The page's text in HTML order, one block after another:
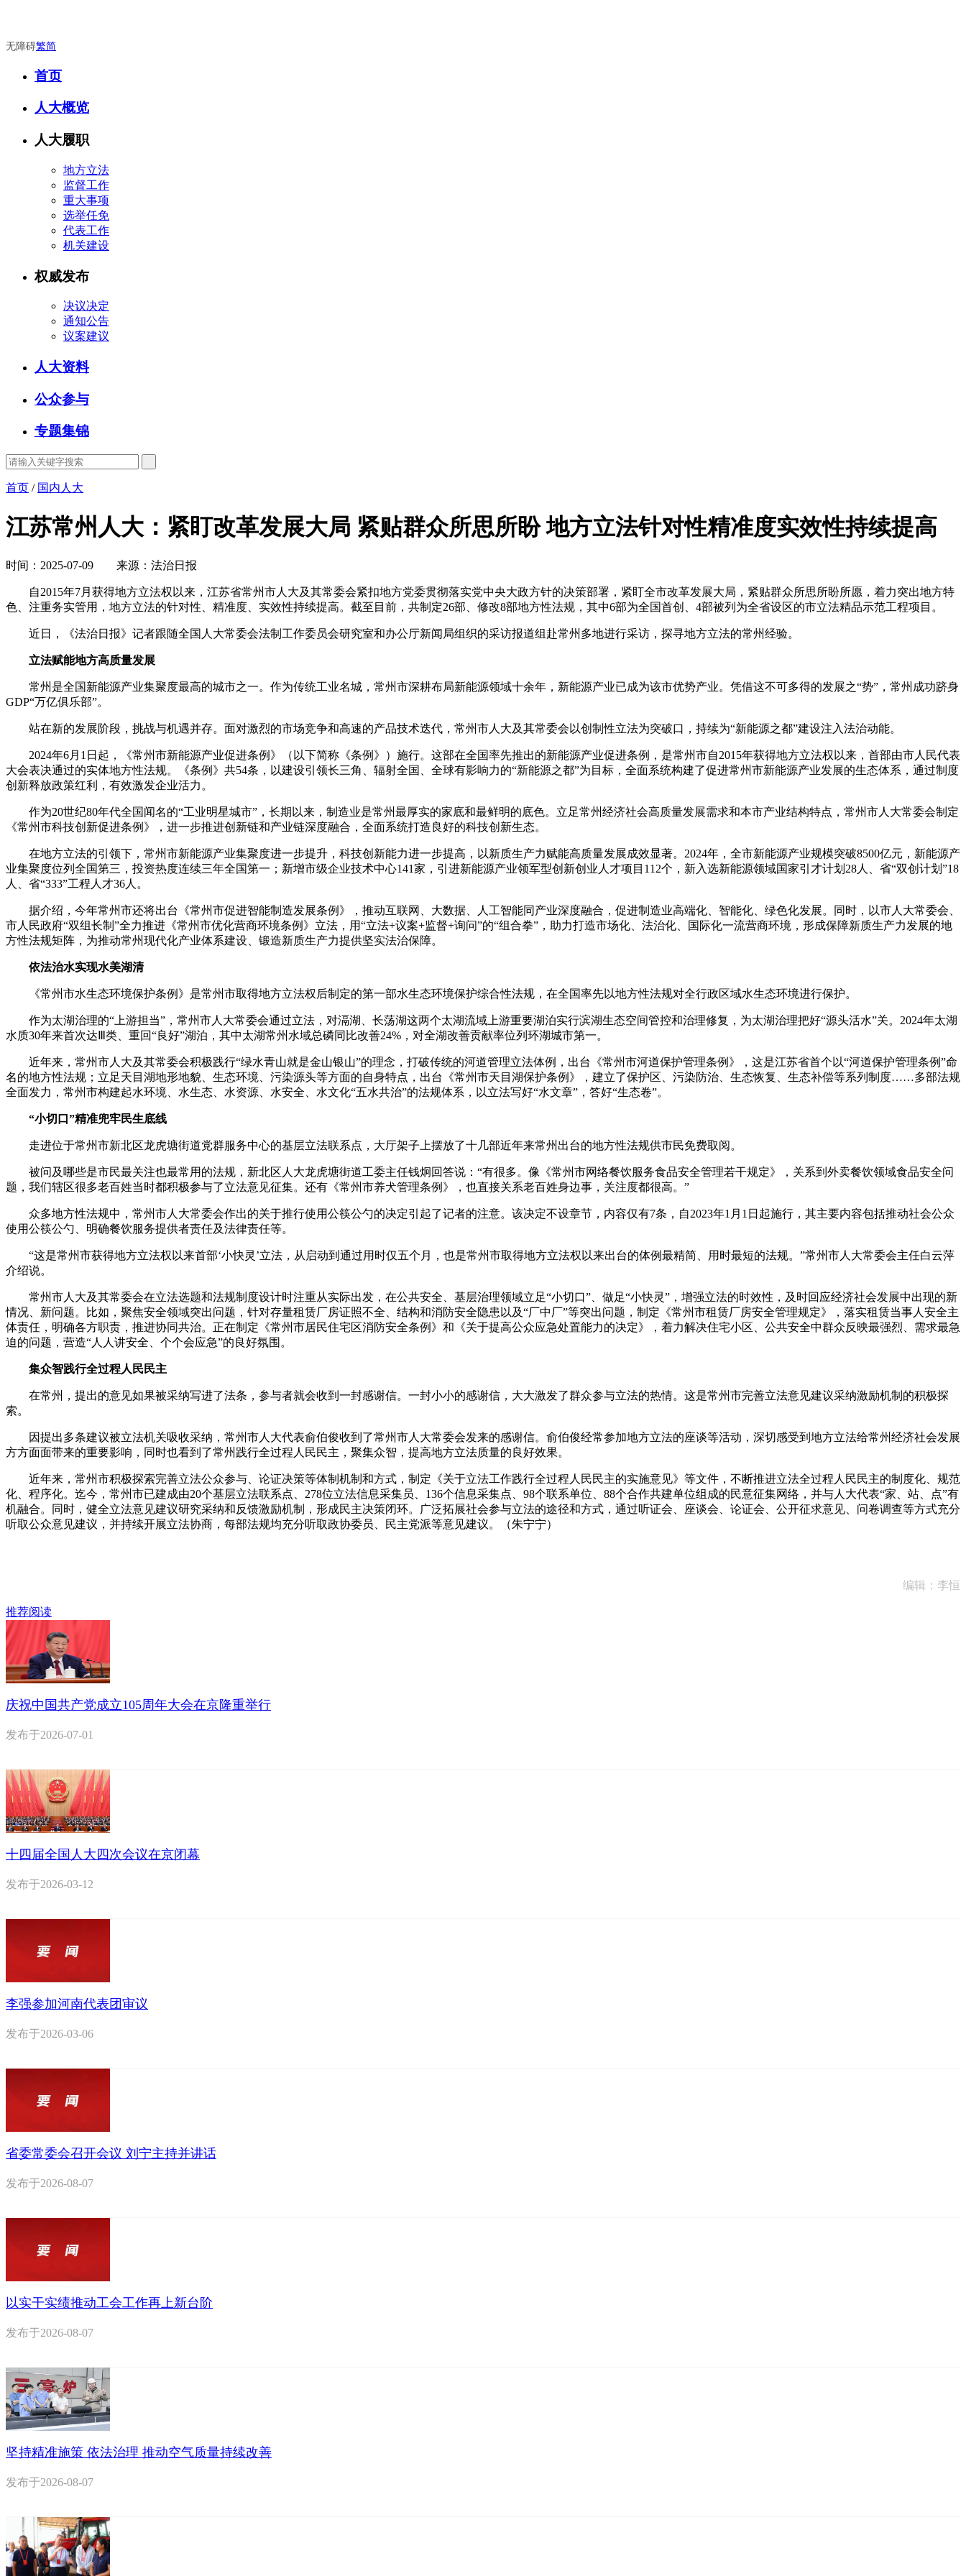
无障碍繁简
首页
人大概览
人大履职
地方立法
监督工作
重大事项
选举任免
代表工作
机关建设
权威发布
决议决定
通知公告
议案建议
人大资料
公众参与
专题集锦
首页 / 国内人大
江苏常州人大：紧盯改革发展大局 紧贴群众所思所盼 地方立法针对性精准度实效性持续提高
时间：2025-07-09 来源：法治日报
自2015年7月获得地方立法权以来，江苏省常州市人大及其常委会紧扣地方党委贯彻落实党中央大政方针的决策部署，紧盯全市改革发展大局，紧贴群众所思所盼所愿，着力突出地方特
色、注重务实管用，地方立法的针对性、精准度、实效性持续提高。截至目前，共制定26部、修改8部地方性法规，其中6部为全国首创、4部被列为全省设区的市立法精品示范工程项目。
近日，《法治日报》记者跟随全国人大常委会法制工作委员会研究室和办公厅新闻局组织的采访报道组赴常州多地进行采访，探寻地方立法的常州经验。
立法赋能地方高质量发展
常州是全国新能源产业集聚度最高的城市之一。作为传统工业名城，常州市深耕布局新能源领域十余年，新能源产业已成为该市优势产业。凭借这不可多得的发展之“势”，常州成功跻身
GDP“万亿俱乐部”。
站在新的发展阶段，挑战与机遇并存。面对激烈的市场竞争和高速的产品技术迭代，常州市人大及其常委会以创制性立法为突破口，持续为“新能源之都”建设注入法治动能。
2024年6月1日起，《常州市新能源产业促进条例》（以下简称《条例》）施行。这部在全国率先推出的新能源产业促进条例，是常州市自2015年获得地方立法权以来，首部由市人民代表
大会表决通过的实体地方性法规。《条例》共54条，以建设引领长三角、辐射全国、全球有影响力的“新能源之都”为目标，全面系统构建了促进常州市新能源产业发展的生态体系，通过制度
创新释放政策红利，有效激发企业活力。
作为20世纪80年代全国闻名的“工业明星城市”，长期以来，制造业是常州最厚实的家底和最鲜明的底色。立足常州经济社会高质量发展需求和本市产业结构特点，常州市人大常委会制定
《常州市科技创新促进条例》，进一步推进创新链和产业链深度融合，全面系统打造良好的科技创新生态。
在地方立法的引领下，常州市新能源产业集聚度进一步提升，科技创新能力进一步提高，以新质生产力赋能高质量发展成效显著。2024年，全市新能源产业规模突破8500亿元，新能源产
业集聚度位列全国第三，投资热度连续三年全国第一；新增市级企业技术中心141家，引进新能源产业领军型创新创业人才项目112个，新入选新能源领域国家引才计划28人、省“双创计划”18
人、省“333”工程人才36人。
据介绍，今年常州市还将出台《常州市促进智能制造发展条例》，推动互联网、大数据、人工智能同产业深度融合，促进制造业高端化、智能化、绿色化发展。同时，以市人大常委会、
市人民政府“双组长制”全力推进《常州市优化营商环境条例》立法，用“立法+议案+监督+询问”的“组合拳”，助力打造市场化、法治化、国际化一流营商环境，形成保障新质生产力发展的地
方性法规矩阵，为推动常州现代化产业体系建设、锻造新质生产力提供坚实法治保障。
依法治水实现水美湖清
《常州市水生态环境保护条例》是常州市取得地方立法权后制定的第一部水生态环境保护综合性法规，在全国率先以地方性法规对全行政区域水生态环境进行保护。
作为太湖治理的“上游担当”，常州市人大常委会通过立法，对滆湖、长荡湖这两个太湖流域上游重要湖泊实行滨湖生态空间管控和治理修复，为太湖治理把好“源头活水”关。2024年太湖
水质30年来首次达Ⅲ类、重回“良好”湖泊，其中太湖常州水域总磷同比改善24%，对全湖改善贡献率位列环湖城市第一。
近年来，常州市人大及其常委会积极践行“绿水青山就是金山银山”的理念，打破传统的河道管理立法体例，出台《常州市河道保护管理条例》，这是江苏省首个以“河道保护管理条例”命
名的地方性法规；立足天目湖地形地貌、生态环境、污染源头等方面的自身特点，出台《常州市天目湖保护条例》，建立了保护区、污染防治、生态恢复、生态补偿等系列制度……多部法规
全面发力，常州市构建起水环境、水生态、水资源、水安全、水文化“五水共治”的法规体系，以立法写好“水文章”，答好“生态卷”。
“小切口”精准兜牢民生底线
走进位于常州市新北区龙虎塘街道党群服务中心的基层立法联系点，大厅架子上摆放了十几部近年来常州出台的地方性法规供市民免费取阅。
被问及哪些是市民最关注也最常用的法规，新北区人大龙虎塘街道工委主任钱炯回答说：“有很多。像《常州市网络餐饮服务食品安全管理若干规定》，关系到外卖餐饮领域食品安全问
题，我们辖区很多老百姓当时都积极参与了立法意见征集。还有《常州市养犬管理条例》，也直接关系老百姓身边事，关注度都很高。”
众多地方性法规中，常州市人大常委会作出的关于推行使用公筷公勺的决定引起了记者的注意。该决定不设章节，内容仅有7条，自2023年1月1日起施行，其主要内容包括推动社会公众
使用公筷公勺、明确餐饮服务提供者责任及法律责任等。
“这是常州市获得地方立法权以来首部‘小快灵’立法，从启动到通过用时仅五个月，也是常州市取得地方立法权以来出台的体例最精简、用时最短的法规。”常州市人大常委会主任白云萍
介绍说。
常州市人大及其常委会在立法选题和法规制度设计时注重从实际出发，在公共安全、基层治理领域立足“小切口”、做足“小快灵”，增强立法的时效性，及时回应经济社会发展中出现的新
情况、新问题。比如，聚焦安全领域突出问题，针对存量租赁厂房证照不全、结构和消防安全隐患以及“厂中厂”等突出问题，制定《常州市租赁厂房安全管理规定》，落实租赁当事人安全主
体责任，明确各方职责，推进协同共治。正在制定《常州市居民住宅区消防安全条例》和《关于提高公众应急处置能力的决定》，着力解决住宅小区、公共安全中群众反映最强烈、需求最急
迫的问题，营造“人人讲安全、个个会应急”的良好氛围。
集众智践行全过程人民民主
在常州，提出的意见如果被采纳写进了法条，参与者就会收到一封感谢信。一封小小的感谢信，大大激发了群众参与立法的热情。这是常州市完善立法意见建议采纳激励机制的积极探
索。
因提出多条建议被立法机关吸收采纳，常州市人大代表俞伯俊收到了常州市人大常委会发来的感谢信。俞伯俊经常参加地方立法的座谈等活动，深切感受到地方立法给常州经济社会发展
方方面面带来的重要影响，同时也看到了常州践行全过程人民民主，聚集众智，提高地方立法质量的良好效果。
近年来，常州市积极探索完善立法公众参与、论证决策等体制机制和方式，制定《关于立法工作践行全过程人民民主的实施意见》等文件，不断推进立法全过程人民民主的制度化、规范
化、程序化。迄今，常州市已建成由20个基层立法联系点、278位立法信息采集员、136个信息采集点、98个联系单位、88个合作共建单位组成的民意征集网络，并与人大代表“家、站、点”有
机融合。同时，健全立法意见建议研究采纳和反馈激励机制，形成民主决策闭环。广泛拓展社会参与立法的途径和方式，通过听证会、座谈会、论证会、公开征求意见、问卷调查等方式充分
听取公众意见建议，并持续开展立法协商，每部法规均充分听取政协委员、民主党派等意见建议。（朱宁宁）
编辑：李恒
推荐阅读
庆祝中国共产党成立105周年大会在京隆重举行
发布于2026-07-01
十四届全国人大四次会议在京闭幕
发布于2026-03-12
李强参加河南代表团审议
发布于2026-03-06
省委常委会召开会议 刘宁主持并讲话
发布于2026-08-07
以实干实绩推动工会工作再上新台阶
发布于2026-08-07
坚持精准施策 依法治理 推动空气质量持续改善
发布于2026-08-07